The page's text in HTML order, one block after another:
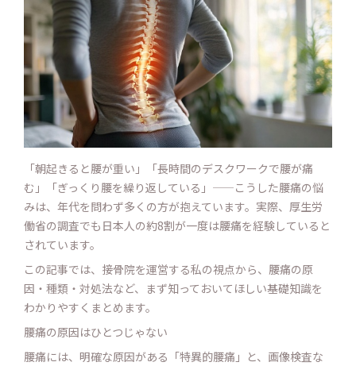
「朝起きると腰が重い」「長時間のデスクワークで腰が痛
む」「ぎっくり腰を繰り返している」——こうした腰痛の悩
みは、年代を問わず多くの方が抱えています。実際、厚生労
働省の調査でも日本人の約8割が一度は腰痛を経験していると
されています。
この記事では、接骨院を運営する私の視点から、腰痛の原
因・種類・対処法など、まず知っておいてほしい基礎知識を
わかりやすくまとめます。
腰痛の原因はひとつじゃない
腰痛には、明確な原因がある「特異的腰痛」と、画像検査な